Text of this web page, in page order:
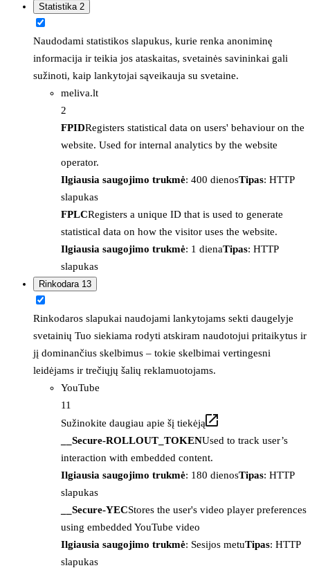
Statistika 2
Naudodami statistikos slapukus, kurie renka anoniminę
informacija ir teikia jos ataskaitas, svetainės savininkai gali
sužinoti, kaip lankytojai sąveikauja su svetaine.
meliva.lt
2
FPIDRegisters statistical data on users' behaviour on the
website. Used for internal analytics by the website
operator.
Ilgiausia saugojimo trukmė: 400 dienosTipas: HTTP
slapukas
FPLCRegisters a unique ID that is used to generate
statistical data on how the visitor uses the website.
Ilgiausia saugojimo trukmė: 1 dienaTipas: HTTP
slapukas
Rinkodara 13
Rinkodaros slapukai naudojami lankytojams sekti daugelyje
svetainių Tuo siekiama rodyti atskiram naudotojui pritaikytus ir
jį dominančius skelbimus – tokie skelbimai vertingesni
leidėjams ir trečiųjų šalių reklamuotojams.
YouTube
11
Sužinokite daugiau apie šį tiekėją
__Secure-ROLLOUT_TOKENUsed to track user’s
interaction with embedded content.
Ilgiausia saugojimo trukmė: 180 dienosTipas: HTTP
slapukas
__Secure-YECStores the user's video player preferences
using embedded YouTube video
Ilgiausia saugojimo trukmė: Sesijos metuTipas: HTTP
slapukas